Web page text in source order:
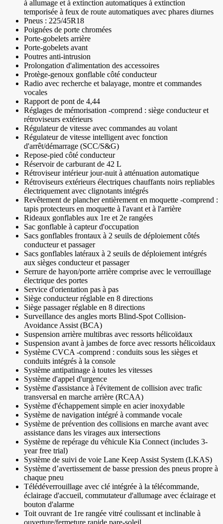
à allumage et à extinction automatiques à extinction
temporisée à feux de route automatiques avec phares diurnes
Pneus : 225/45R18
Poignées de porte chromées
Porte-gobelets arrière
Porte-gobelets avant
Poutres anti-intrusion
Prolongation d'alimentation des accessoires
Protège-genoux gonflable côté conducteur
Radio avec recherche et balayage, montre et commandes
vocales
Rapport de pont de 4,44
Réglages de mémorisation -comprend : siège conducteur et
rétroviseurs extérieurs
Régulateur de vitesse avec commandes au volant
Régulateur de vitesse intelligent avec fonction
d'arrêt/démarrage (SCC/S&G)
Repose-pied côté conducteur
Réservoir de carburant de 42 L
Rétroviseur intérieur jour-nuit à atténuation automatique
Rétroviseurs extérieurs électriques chauffants noirs repliables
électriquement avec clignotants intégrés
Revêtement de plancher entièrement en moquette -comprend :
tapis protecteurs en moquette à l'avant et à l'arrière
Rideaux gonflables aux 1re et 2e rangées
Sac gonflable à capteur d'occupation
Sacs gonflables frontaux à 2 seuils de déploiement côtés
conducteur et passager
Sacs gonflables latéraux à 2 seuils de déploiement intégrés
aux sièges conducteur et passager
Serrure de hayon/porte arrière comprise avec le verrouillage
électrique des portes
Service d'orientation pas à pas
Siège conducteur réglable en 8 directions
Siège passager réglable en 8 directions
Surveillance des angles morts Blind-Spot Collision-
Avoidance Assist (BCA)
Suspension arrière multibras avec ressorts hélicoïdaux
Suspension avant à jambes de force avec ressorts hélicoïdaux
Système CVCA -comprend : conduits sous les sièges et
conduits intégrés à la console
Système antipatinage à toutes les vitesses
Système d'appel d'urgence
Système d'assistance à l'évitement de collision avec trafic
transversal en marche arrière (RCAA)
Système d'échappement simple en acier inoxydable
Système de navigation intégré à commande vocale
Système de prévention des collisions en marche avant avec
assistance dans les virages aux intersections
Système de repérage du véhicule Kia Connect (includes 3-
year free trial)
Système de suivi de voie Lane Keep Assist System (LKAS)
Système d’avertissement de basse pression des pneus propre à
chaque pneu
Télédéverrouillage avec clé intégrée à la télécommande,
éclairage d'accueil, commutateur d'allumage avec éclairage et
bouton d'alarme
Toit ouvrant de 1re rangée vitré coulissant et inclinable à